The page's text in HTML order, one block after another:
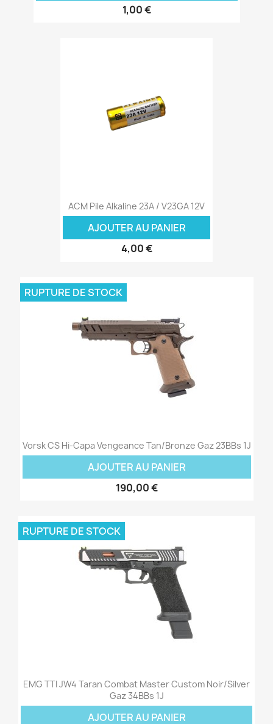
1,00 €
ACM Pile Alkaline 23A / V23GA 12V
AJOUTER AU PANIER
4,00 €
Vorsk CS Hi-Capa Vengeance Tan/Bronze Gaz 23BBs 1J
AJOUTER AU PANIER
190,00 €
RUPTURE DE STOCK
EMG TTI JW4 Taran Combat Master Custom Noir/Silver
Gaz 34BBs 1J
AJOUTER AU PANIER
RUPTURE DE STOCK